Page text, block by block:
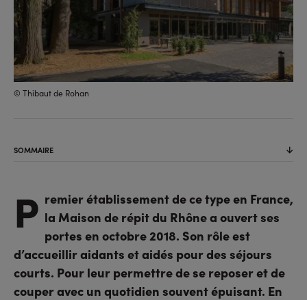
© Thibaut de Rohan
SOMMAIRE
P remier établissement de ce type en France,
la Maison de répit du Rhône a ouvert ses
portes en octobre 2018. Son rôle est
d’accueillir aidants et aidés pour des séjours
courts. Pour leur permettre de se reposer et de
couper avec un quotidien souvent épuisant. En